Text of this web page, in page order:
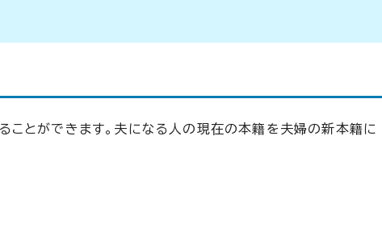
ことができます。夫になる人の現在の本籍を夫婦の新本籍に